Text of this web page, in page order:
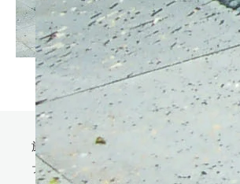
施工事例/Works
ブログ